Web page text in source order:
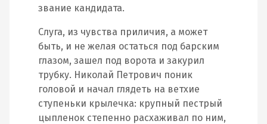
звание кандидата.
Слуга, из чувства приличия, а может
быть, и не желая остаться под барским
глазом, зашел под ворота и закурил
трубку. Николай Петрович поник
головой и начал глядеть на ветхие
ступеньки крылечка: крупный пестрый
цыпленок степенно расхаживал по ним,